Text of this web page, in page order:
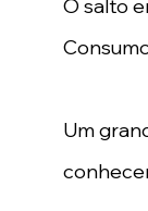
O salto
Um